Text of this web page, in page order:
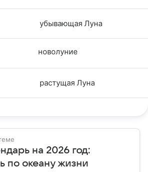
убывающая Луна
новолуние
растущая Луна
на 2026 год:
по океану жизни